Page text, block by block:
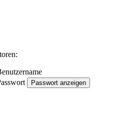
Passwort anzeigen